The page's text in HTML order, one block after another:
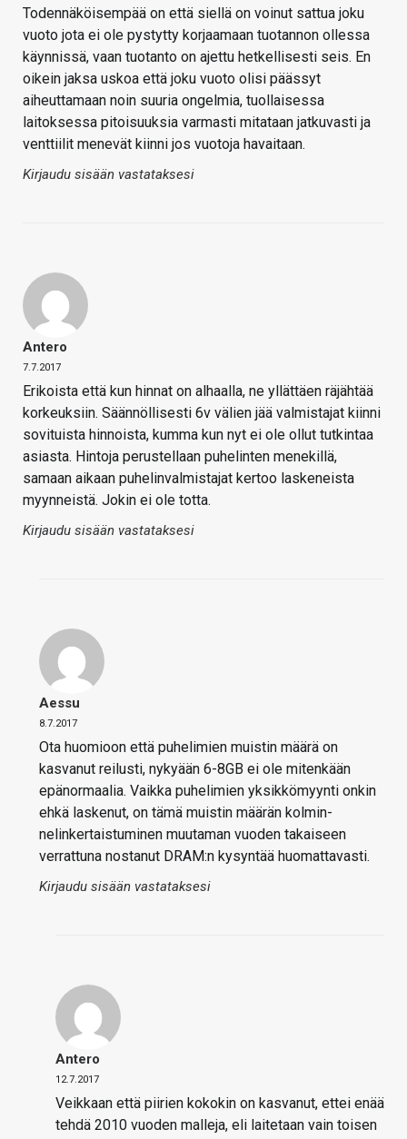
Todennäköisempää on että siellä on voinut sattua joku
vuoto jota ei ole pystytty korjaamaan tuotannon ollessa
käynnissä, vaan tuotanto on ajettu hetkellisesti seis. En
oikein jaksa uskoa että joku vuoto olisi päässyt
aiheuttamaan noin suuria ongelmia, tuollaisessa
laitoksessa pitoisuuksia varmasti mitataan jatkuvasti ja
venttiilit menevät kiinni jos vuotoja havaitaan.
Kirjaudu sisään vastataksesi
Antero
7.7.2017
Erikoista että kun hinnat on alhaalla, ne yllättäen räjähtää
korkeuksiin. Säännöllisesti 6v välien jää valmistajat kiinni
sovituista hinnoista, kumma kun nyt ei ole ollut tutkintaa
asiasta. Hintoja perustellaan puhelinten menekillä,
samaan aikaan puhelinvalmistajat kertoo laskeneista
myynneistä. Jokin ei ole totta.
Kirjaudu sisään vastataksesi
Aessu
8.7.2017
Ota huomioon että puhelimien muistin määrä on
kasvanut reilusti, nykyään 6-8GB ei ole mitenkään
epänormaalia. Vaikka puhelimien yksikkömyynti onkin
ehkä laskenut, on tämä muistin määrän kolmin-
nelinkertaistuminen muutaman vuoden takaiseen
verrattuna nostanut DRAM:n kysyntää huomattavasti.
Kirjaudu sisään vastataksesi
Antero
12.7.2017
Veikkaan että piirien kokokin on kasvanut, ettei enää
tehdä 2010 vuoden malleja, eli laitetaan vain toisen